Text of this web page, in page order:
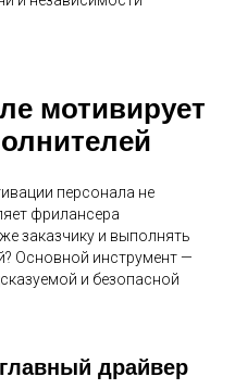
мотивирует
персонала не
фрилансера
заказчику и выполнять
Основной инструмент —
и безопасной
драйвер